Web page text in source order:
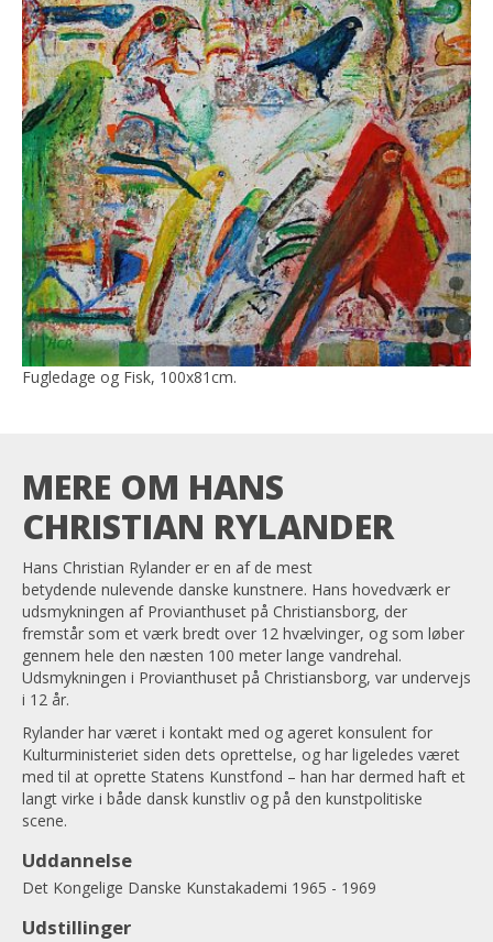
Fugledage og Fisk, 100x81cm.
MERE OM HANS
CHRISTIAN RYLANDER
Hans Christian Rylander er en af de mest
betydende nulevende danske kunstnere. Hans hovedværk er
udsmykningen af Provianthuset på Christiansborg, der
fremstår som et værk bredt over 12 hvælvinger, og som løber
gennem hele den næsten 100 meter lange vandrehal.
Udsmykningen i Provianthuset på Christiansborg, var undervejs
i 12 år.
Rylander har været i kontakt med og ageret konsulent for
Kulturministeriet siden dets oprettelse, og har ligeledes været
med til at oprette Statens Kunstfond – han har dermed haft et
langt virke i både dansk kunstliv og på den kunstpolitiske
scene.
Uddannelse
Det Kongelige Danske Kunstakademi 1965 - 1969
Udstillinger